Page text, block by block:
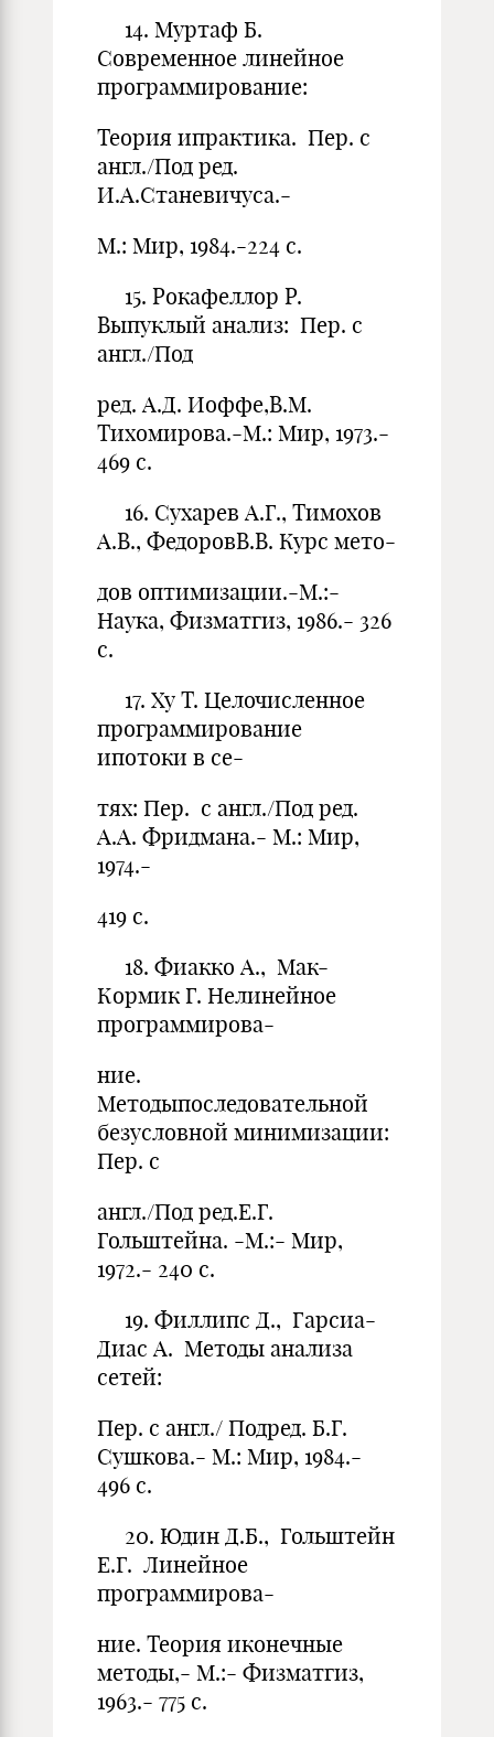
14. Муртаф Б.
Современное линейное
программирование:
Теория ипрактика. Пер. с
англ./Под ред.
И.А.Станевичуса.-
М.: Мир, 1984.-224 с.
15. Рокафеллор Р.
Выпуклый анализ: Пер. с
англ./Под
ред. А.Д. Иоффе,В.М.
Тихомирова.-М.: Мир, 1973.-
469 с.
16. Сухарев А.Г., Тимохов
А.В., ФедоровВ.В. Курс мето-
дов оптимизации.-М.:-
Наука, Физматгиз, 1986.- 326
с.
17. Ху Т. Целочисленное
программирование
ипотоки в се-
тях: Пер. с англ./Под ред.
А.А. Фридмана.- М.: Мир,
1974.-
419 с.
18. Фиакко А., Мак-
Кормик Г. Нелинейное
программирова-
ние.
Методыпоследовательной
безусловной минимизации:
Пер. с
англ./Под ред.Е.Г.
Гольштейна. -М.:- Мир,
1972.- 240 с.
19. Филлипс Д., Гарсиа-
Диас А. Методы анализа
сетей:
Пер. с англ./ Подред. Б.Г.
Сушкова.- М.: Мир, 1984.-
496 с.
20. Юдин Д.Б., Гольштейн
Е.Г. Линейное
программирова-
ние. Теория иконечные
методы,- М.:- Физматгиз,
1963.- 775 с.